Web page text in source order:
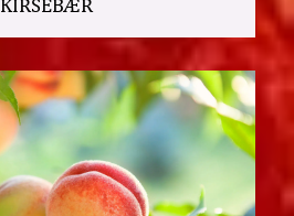
KIRSEBÆR